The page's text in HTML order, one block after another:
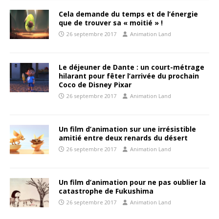
Cela demande du temps et de l’énergie
que de trouver sa « moitié » !
26 septembre 2017 Animation Land
Le déjeuner de Dante : un court-métrage
hilarant pour fêter l’arrivée du prochain
Coco de Disney Pixar
26 septembre 2017 Animation Land
Un film d’animation sur une irrésistible
amitié entre deux renards du désert
26 septembre 2017 Animation Land
Un film d’animation pour ne pas oublier la
catastrophe de Fukushima
26 septembre 2017 Animation Land